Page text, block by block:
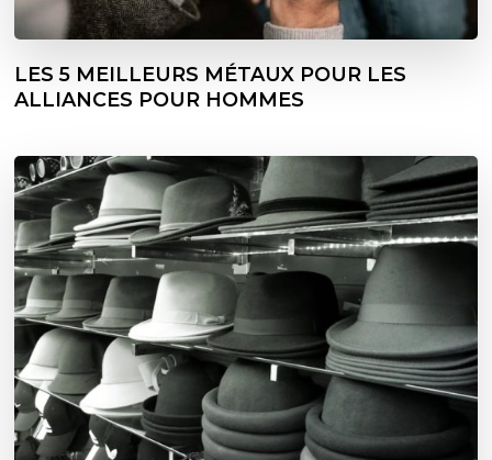
LES 5 MEILLEURS MÉTAUX POUR LES
ALLIANCES POUR HOMMES